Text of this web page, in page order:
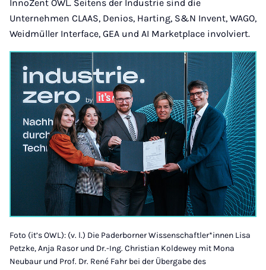
InnoZent OWL. Seitens der Industrie sind die
Unternehmen CLAAS, Denios, Harting, S&N Invent, WAGO,
Weidmüller Interface, GEA und AI Marketplace involviert.
Foto (it’s OWL): (v. l.) Die Paderborner Wissenschaftler*innen Lisa
Petzke, Anja Rasor und Dr.-Ing. Christian Koldewey mit Mona
Neubaur und Prof. Dr. René Fahr bei der Übergabe des